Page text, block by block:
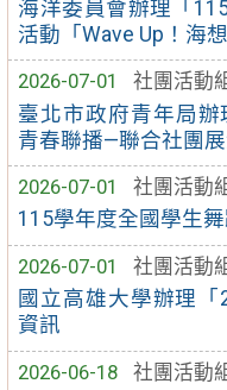
海洋委員會辦理「
活動「Wave Up！海
2026-07-01
社團活動
臺北市政府青年局辦
青春聯播—聯合社團展
2026-07-01
社團活動
115學年度全國學生
2026-07-01
社團活動
國立高雄大學辦理
資訊
2026-06-18
社團活動